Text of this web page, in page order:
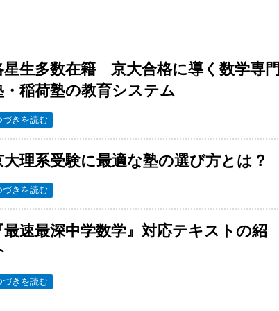
星生多数在籍 京大合格に導く数学専門
・稲荷塾の教育システム
づきを読む
大理系受験に最適な塾の選び方とは？
づきを読む
最速最深中学数学』対応テキストの紹
づきを読む